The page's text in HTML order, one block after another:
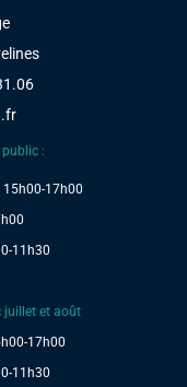
public :
15h00-17h00
11h30
juillet et août
17h00
11h30